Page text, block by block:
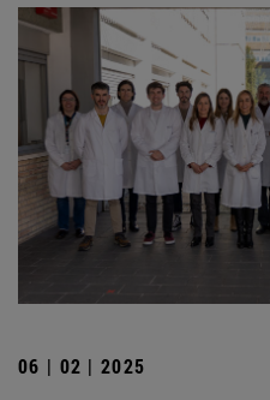
06 | 02 | 2025